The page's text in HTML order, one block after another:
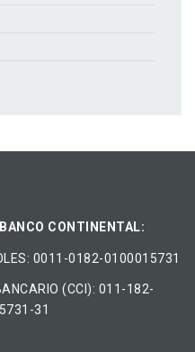
CONTINENTAL:
0011-0182-0100015731
(CCI): 011-182-
31